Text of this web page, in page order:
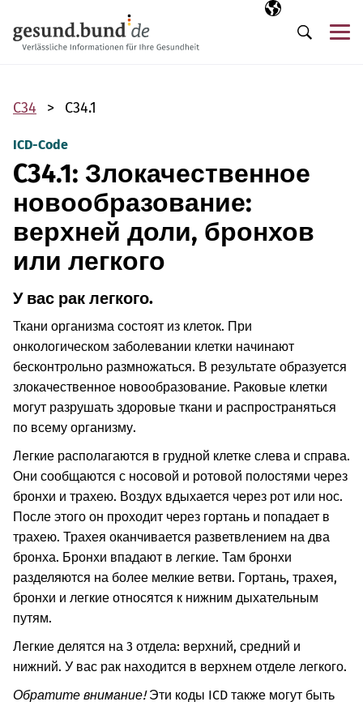
Выбранный
RU
Поиск
C34 C34.1
ICD-Code
C34.1: Злокачественное
новообразование:
верхней доли, бронхов
или легкого
У вас рак легкого.
Ткани организма состоят из клеток. При
онкологическом заболевании клетки начинают
бесконтрольно размножаться. В результате образуется
злокачественное новообразование. Раковые клетки
могут разрушать здоровые ткани и распространяться
по всему организму.
Легкие располагаются в грудной клетке слева и справа.
Они сообщаются с носовой и ротовой полостями через
бронхи и трахею. Воздух вдыхается через рот или нос.
После этого он проходит через гортань и попадает в
трахею. Трахея оканчивается разветвлением на два
бронха. Бронхи впадают в легкие. Там бронхи
разделяются на более мелкие ветви. Гортань, трахея,
бронхи и легкие относятся к нижним дыхательным
путям.
Легкие делятся на 3 отдела: верхний, средний и
нижний. У вас рак находится в верхнем отделе легкого.
Обратите внимание!Эти коды ICD также могут быть